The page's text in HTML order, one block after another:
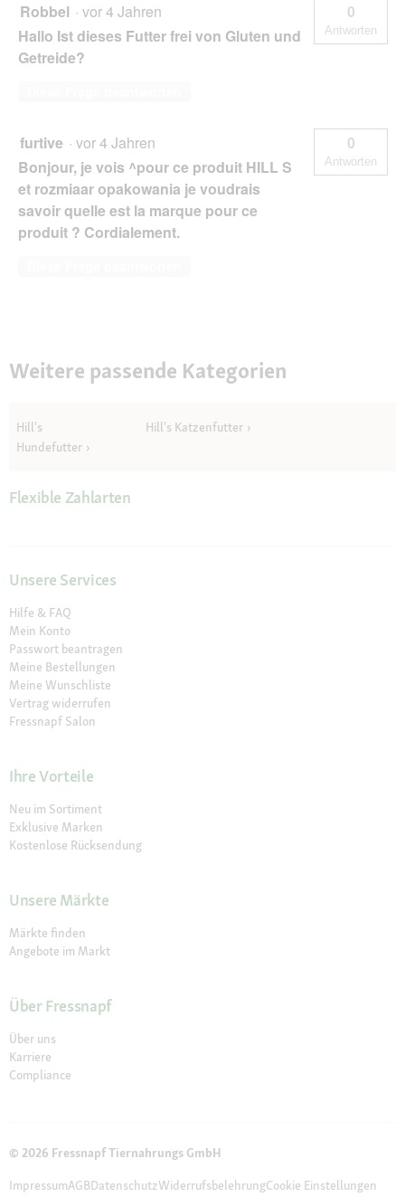
Robbel · vor 4 Jahren
Hallo Ist dieses Futter frei von Gluten und
Getreide?
0
Antworten
furtive · vor 4 Jahren
Bonjour, je vois ^pour ce produit HILL S
et rozmiaar opakowania je voudrais
savoir quelle est la marque pour ce
produit ? Cordialement.
0
Antworten
Weitere passende Kategorien
Hill's
Hundefutter
Hill's Katzenfutter
Flexible Zahlarten
Unsere Services
Hilfe & FAQ
Mein Konto
Passwort beantragen
Meine Bestellungen
Meine Wunschliste
Vertrag widerrufen
Fressnapf Salon
Ihre Vorteile
Neu im Sortiment
Exklusive Marken
Kostenlose Rücksendung
Unsere Märkte
Märkte finden
Angebote im Markt
Über Fressnapf
Über uns
Karriere
Compliance
© 2026 Fressnapf Tiernahrungs GmbH
ImpressumAGBDatenschutzWiderrufsbelehrungCookie Einstellungen